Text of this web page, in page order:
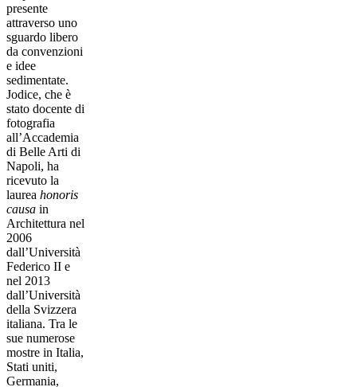
presente
attraverso uno
sguardo libero
da convenzioni
e idee
sedimentate.
Jodice, che è
stato docente di
fotografia
all’Accademia
di Belle Arti di
Napoli, ha
ricevuto la
laurea honoris
causa in
Architettura nel
2006
dall’Università
Federico II e
nel 2013
dall’Università
della Svizzera
italiana. Tra le
sue numerose
mostre in Italia,
Stati uniti,
Germania,